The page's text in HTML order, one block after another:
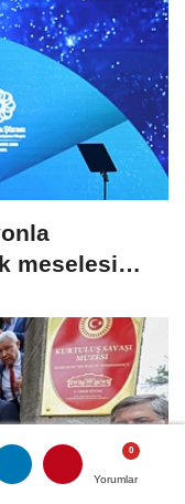
Yorumlar
Yorumlar
meselesi